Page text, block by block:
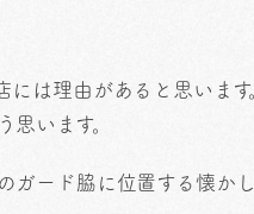
には理由があると思いま
思います。
ガード脇に位置する懐か